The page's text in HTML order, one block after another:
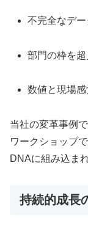
不完全なデ
部門の枠を
数値と現場
当社の変革事例
ワークショップ
DNAに組み込ま
持続的成長